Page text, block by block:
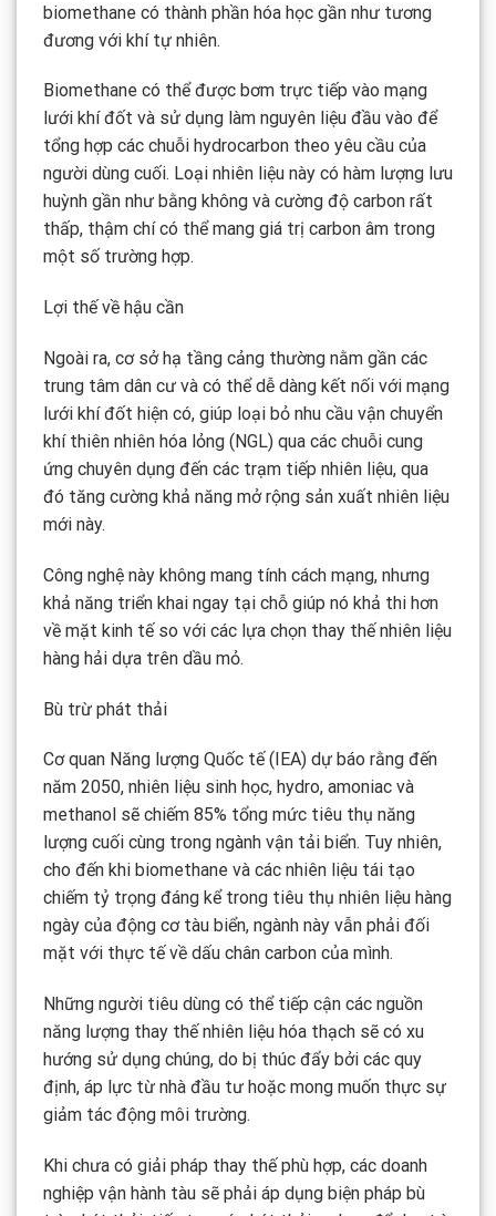
biomethane có thành phần hóa học gần như tương
đương với khí tự nhiên.
Biomethane có thể được bơm trực tiếp vào mạng
lưới khí đốt và sử dụng làm nguyên liệu đầu vào để
tổng hợp các chuỗi hydrocarbon theo yêu cầu của
người dùng cuối. Loại nhiên liệu này có hàm lượng lưu
huỳnh gần như bằng không và cường độ carbon rất
thấp, thậm chí có thể mang giá trị carbon âm trong
một số trường hợp.
Lợi thế về hậu cần
Ngoài ra, cơ sở hạ tầng cảng thường nằm gần các
trung tâm dân cư và có thể dễ dàng kết nối với mạng
lưới khí đốt hiện có, giúp loại bỏ nhu cầu vận chuyển
khí thiên nhiên hóa lỏng (NGL) qua các chuỗi cung
ứng chuyên dụng đến các trạm tiếp nhiên liệu, qua
đó tăng cường khả năng mở rộng sản xuất nhiên liệu
mới này.
Công nghệ này không mang tính cách mạng, nhưng
khả năng triển khai ngay tại chỗ giúp nó khả thi hơn
về mặt kinh tế so với các lựa chọn thay thế nhiên liệu
hàng hải dựa trên dầu mỏ.
Bù trừ phát thải
Cơ quan Năng lượng Quốc tế (IEA) dự báo rằng đến
năm 2050, nhiên liệu sinh học, hydro, amoniac và
methanol sẽ chiếm 85% tổng mức tiêu thụ năng
lượng cuối cùng trong ngành vận tải biển. Tuy nhiên,
cho đến khi biomethane và các nhiên liệu tái tạo
chiếm tỷ trọng đáng kể trong tiêu thụ nhiên liệu hàng
ngày của động cơ tàu biển, ngành này vẫn phải đối
mặt với thực tế về dấu chân carbon của mình.
Những người tiêu dùng có thể tiếp cận các nguồn
năng lượng thay thế nhiên liệu hóa thạch sẽ có xu
hướng sử dụng chúng, do bị thúc đẩy bởi các quy
định, áp lực từ nhà đầu tư hoặc mong muốn thực sự
giảm tác động môi trường.
Khi chưa có giải pháp thay thế phù hợp, các doanh
nghiệp vận hành tàu sẽ phải áp dụng biện pháp bù